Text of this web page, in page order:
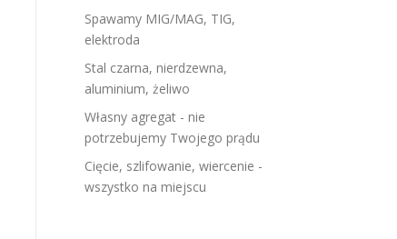
Spawamy MIG/MAG, TIG,
elektroda
Stal czarna, nierdzewna,
aluminium, żeliwo
Własny agregat - nie
potrzebujemy Twojego prądu
Cięcie, szlifowanie, wiercenie -
wszystko na miejscu